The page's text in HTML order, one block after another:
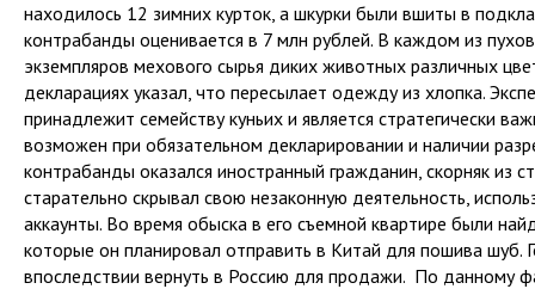
находилось 12 зимних курток, а шкурки были вшиты в
контрабанды оценивается в 7 млн рублей. В каждом из
экземпляров мехового сырья диких животных различных
декларациях указал, что пересылает одежду из хлопка.
принадлежит семейству куньих и является стратегически
возможен при обязательном декларировании и наличии
контрабанды оказался иностранный гражданин, скорняк из
старательно скрывал свою незаконную деятельность,
аккаунты. Во время обыска в его съемной квартире были
которые он планировал отправить в Китай для пошива шуб.
впоследствии вернуть в Россию для продажи. По данному